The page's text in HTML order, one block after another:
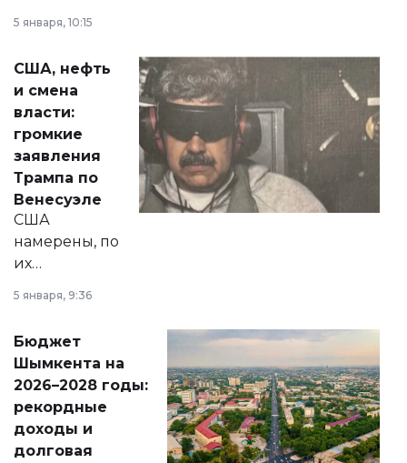
сразу несколько
актуальных тем —
от слухов о
политических
реформах до
вопросов армии,
экономики и
личного здоровья.
5 января, 10:15
США, нефть
и смена
власти:
громкие
заявления
Трампа по
Венесуэле
США
намерены, по
их
принести
народу
Венесуэлы.
5 января, 9:36
Бюджет
Шымкента на
2026–2028 годы:
рекордные
доходы и
долговая